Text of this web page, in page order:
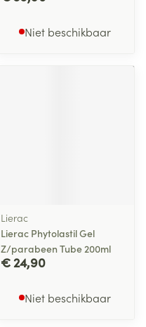
Niet beschikbaar
Lierac
Lierac Phytolastil Gel
Z/parabeen Tube 200ml
€ 24,90
Niet beschikbaar